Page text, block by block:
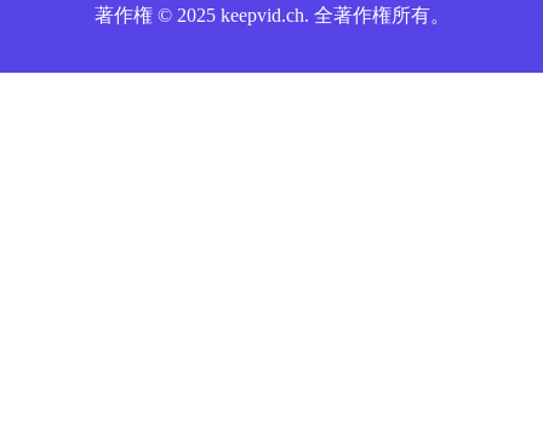
著作権 © 2025 keepvid.ch. 全著作権所有。